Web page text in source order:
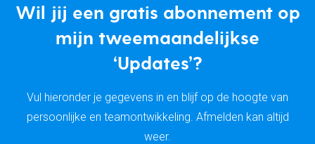
Wil jij een gratis abonnement op
mijn tweemaandelijkse
‘Updates’?
Vul hieronder je gegevens in en blijf op de hoogte van
persoonlijke en teamontwikkeling. Afmelden kan altijd
weer.